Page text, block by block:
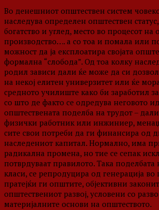
Во денешниот општествен систем
наследува определен општествен
богатство и углед, место во процесот на
производство…. а со тоа и помала или
можност да ја експлоатира својата
формална “слобода”. Од тоа колку
родил зависи дали ќе може да си
на некој елитен универзитет или ќе
средното училиште како би заработил
со што де факто се одредува неговото
општествената поделба на трудот –
физички работник или инжиниер,
сите свои потреби да ги финансира од
наследениот капитал. Нормално, има
радикална промена, но тие се сепак
потврдуваат правилото. Така
класи, се репродуцира од генерација во
пратејќи ги општите, објективни
општествениот развој, условени со
материјалните основи на општеството.